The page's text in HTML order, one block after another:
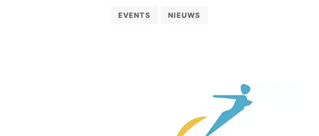
EVENTS NIEUWS